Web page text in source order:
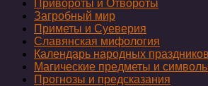
Привороты и Отвороты
Загробный мир
Приметы и Суеверия
Славянская мифология
Календарь народных праздников
Магические предметы и
Прогнозы и предсказания